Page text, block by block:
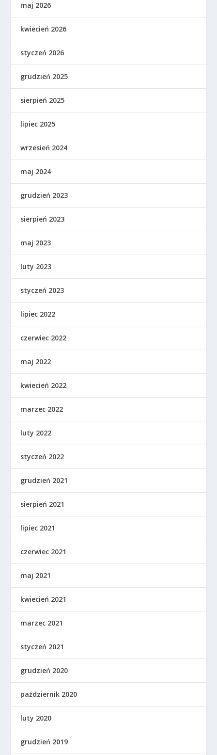
maj 2026
kwiecień 2026
styczeń 2026
grudzień 2025
sierpień 2025
lipiec 2025
wrzesień 2024
maj 2024
grudzień 2023
sierpień 2023
maj 2023
luty 2023
styczeń 2023
lipiec 2022
czerwiec 2022
maj 2022
kwiecień 2022
marzec 2022
luty 2022
styczeń 2022
grudzień 2021
sierpień 2021
lipiec 2021
czerwiec 2021
maj 2021
kwiecień 2021
marzec 2021
styczeń 2021
grudzień 2020
październik 2020
luty 2020
grudzień 2019